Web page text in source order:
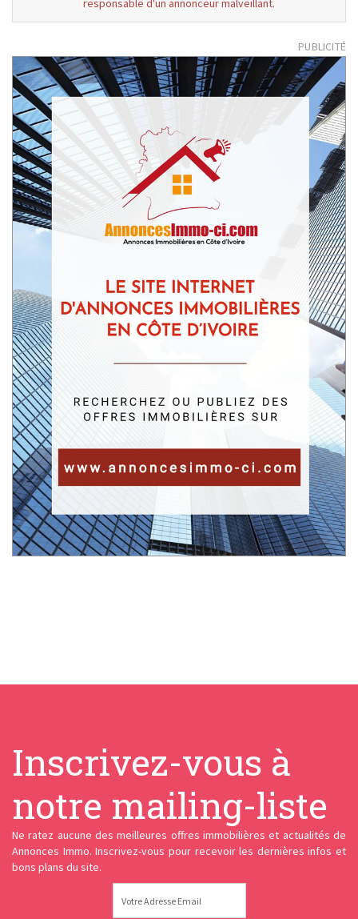
responsable d'un annonceur malveillant.
PUBLICITÉ
Inscrivez-vous à
notre mailing-liste
Ne ratez aucune des meilleures offres immobilières et actualités de
Annonces Immo. Inscrivez-vous pour recevoir les dernières infos et
bons plans du site.